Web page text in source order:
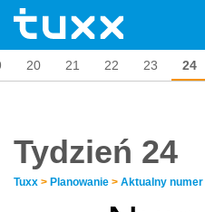
20 21 22 23 24
Tydzień 24
Tuxx > Planowanie > Aktualny